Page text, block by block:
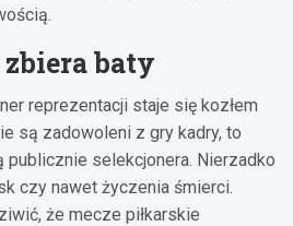
baty
reprezentacji staje się kozłem
są zadowoleni z gry kadry, to
publicznie selekcjonera. Nierzadko
czy nawet życzenia śmierci.
że mecze piłkarskie